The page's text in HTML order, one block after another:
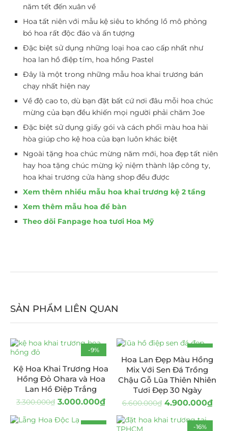
năm tết đến xuân về
Hoa tất niên với mẫu kệ siêu to khổng lồ mô phỏng
bó hoa rất độc đáo và ấn tượng
Đặc biệt sử dụng những loại hoa cao cấp nhất như
hoa lan hồ điệp tím, hoa hồng Pastel
Đây là một trong những mẫu hoa khai trương bán
chạy nhất hiện nay
Về độ cao to, dù bạn đặt bất cứ nơi đâu mỗi hoa chúc
mừng của bạn đều khiến mọi người phải chăm Joe
Đặc biệt sử dụng giấy gói và cách phối màu hoa hài
hòa giúp cho kệ hoa của bạn luôn khác biệt
Ngoài tặng hoa chúc mừng năm mới, hoa đẹp tất niên
hay hoa tặng chúc mừng kỷ niệm thành lập công ty,
hoa khai trương cửa hàng shop đều được
Xem thêm nhiều mẫu hoa khai trương kệ 2 tầng
Xem thêm mẫu hoa để bàn
Theo dõi Fanpage hoa tươi Hoa Mỹ
SẢN PHẨM LIÊN QUAN
-9%
HOT
Kệ Hoa Khai Trương Hoa
Hồng Đỏ Ohara và Hoa
Lan Hồ Điệp Trắng
3.300.000₫ 3.000.000₫
-26%
Hoa Lan Đẹp Màu Hồng
Mix Với Sen Đá Trồng
Chậu Gỗ Lũa Thiên Nhiên
Tươi Đẹp 30 Ngày
6.600.000₫ 4.900.000₫
-21% -16%